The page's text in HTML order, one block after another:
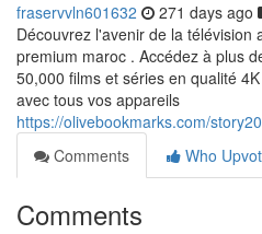
fraservvln601632 271 days ago
Découvrez l'avenir de la télévision
premium maroc . Accédez à plus
50,000 films et séries en qualité
avec tous vos appareils
https://olivebookmarks.com/
Comments
Who
Comments